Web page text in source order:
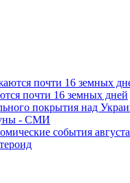
почти 16 земных дней
покрытия над
- СМИ
события августа